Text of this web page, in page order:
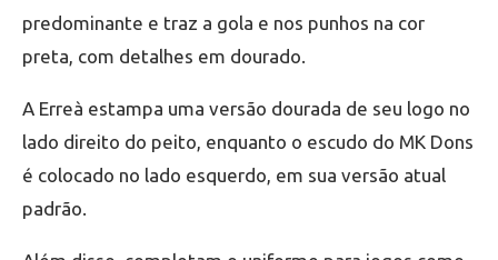
predominante e traz a gola e nos punhos na cor
preta, com detalhes em dourado.
A Erreà estampa uma versão dourada de seu logo no
lado direito do peito, enquanto o escudo do MK Dons
é colocado no lado esquerdo, em sua versão atual
padrão.